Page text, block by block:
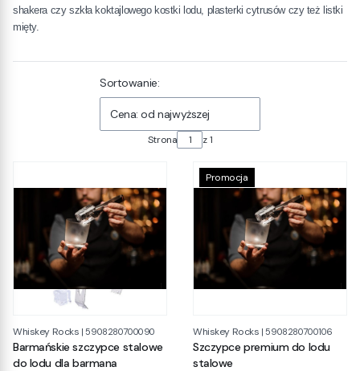
shakera czy szkła koktajlowego kostki lodu, plasterki cytrusów czy też listki
mięty.
Lista produktów
Sortowanie:
Cena: od najwyższej
Strona z 1
Whiskey Rocks |5908280700090
Barmańskie szczypce stalowe
do lodu dla barmana
Promocja
Whiskey Rocks |5908280700106
Szczypce premium do lodu
stalowe